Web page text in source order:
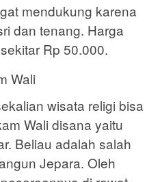
mendukung karena
dan tenang. Harga
Rp 50.000.
Wali
wisata religi bisa
Wali disana yaitu
Beliau adalah salah
Jepara. Oleh